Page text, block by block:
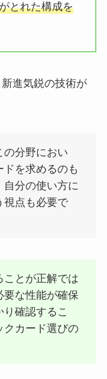
とれた構成を
進気鋭の技術が
の分野におい
を求めるのも
分の使い方に
視点も必要で
ことが正解では
要な性能が確保
確認するこ
クカード選びの